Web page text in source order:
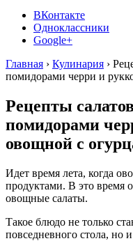
ВКонтакте
Одноклассники
Google+
Главная › Кулинария ›
помидорами черри и
Рецепты
помидорами
овощной с
Идет время лета, когда
продуктами. В это время
овощные салаты.
Такое блюдо не только
повседневного стола, но